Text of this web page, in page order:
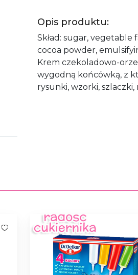
Opis produktu:
Skład: sugar, vegetable
cocoa powder,
Krem czekoladowo-
wygodną końcówką, z
rysunki, wzorki,